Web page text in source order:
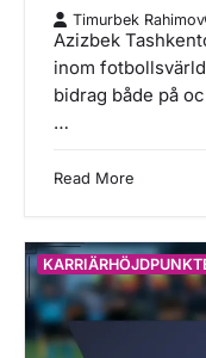
Timurbek Rahimov
Azizbek
inom
bidrag både på
…
Read More